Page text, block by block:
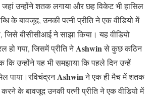
जहां उन्होंने शतक लगाया और छह विकेट भी हासिल
के बावजूद, उनकी पत्नी प्रीति ने एक वीडियो में
जिसे बीसीसीआई ने साझा किया। यह वीडियो
हो गया, जिसमें प्रीति नेAshwinसे कुछ कठिन
उन्होंने यह भी समझाया कि पहले दिन उन्हें
पाया।रविचंद्रनAshwinने एक ही मैच में शतक
के बावजूद उनकी पत्नी प्रीति ने एक वीडियो में